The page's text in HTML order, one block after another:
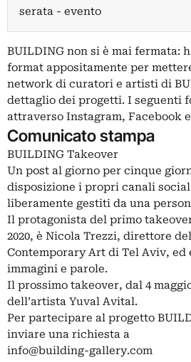
serata - evento
BUILDING non si è mai fermata:
format appositamente per
network di curatori e artisti di
dettaglio dei progetti. I seguenti
attraverso Instagram, Facebook
Comunicato stampa
BUILDING Takeover
Un post al giorno per cinque
disposizione i propri canali
liberamente gestiti da una
Il protagonista del primo
2020, è Nicola Trezzi, direttore
Contemporary Art di Tel Aviv,
immagini e parole.
Il prossimo takeover, dal 4
dell’artista Yuval Avital.
Per partecipare al progetto
inviare una richiesta a
info@building-gallery.com